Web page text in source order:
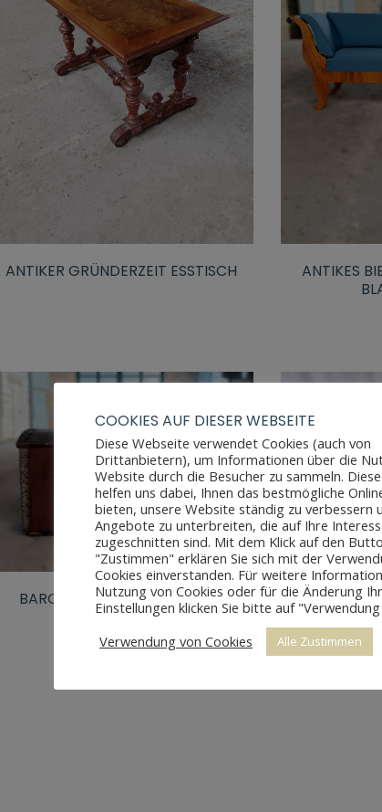
ANTIKER GRÜNDERZEIT ESSTISCH
ANTIKES
BAROCK RUNDDECKELTRUHE
COOKIES AUF DIESER WEBSEITE
Diese Webseite verwendet Cookies (auch von
Drittanbietern), um Informationen über die
Website durch die Besucher zu sammeln.
helfen uns dabei, Ihnen das bestmögliche
bieten, unsere Website ständig zu verbessern
Angebote zu unterbreiten, die auf Ihre
zugeschnitten sind. Mit dem Klick auf den
"Zustimmen" erklären Sie sich mit der
Cookies einverstanden. Für weitere
Nutzung von Cookies oder für die Änderung
Einstellungen klicken Sie bitte auf
Verwendung von Cookies
Alle Zustimmen